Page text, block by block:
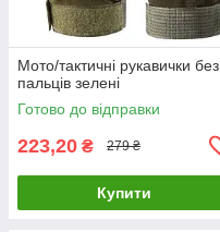
Мото/тактичні рукавички без
пальців зелені
Готово до відправки
223,20 ₴ 279 ₴
Купити